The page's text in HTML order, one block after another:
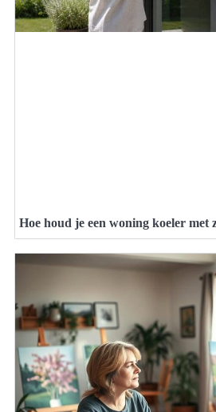
Hoe houd je een woning koeler met